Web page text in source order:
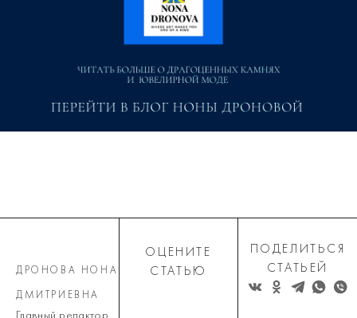
ДРОНОВА НОНА
ДМИТРИЕВНА
ОЦЕНИТЕ
СТАТЬЮ
ПОДЕЛИТЬСЯ
СТАТЬЕЙ